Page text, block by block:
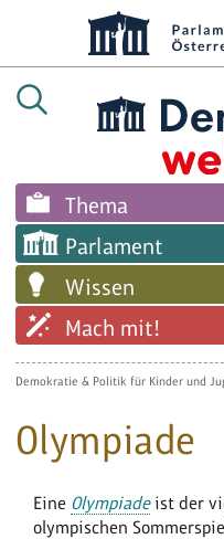
Thema
Parlament
Wissen
Mach mit!
Demokratie & Politik für Kinder und
Olympiade
Eine Olympiadeist der
olympischen